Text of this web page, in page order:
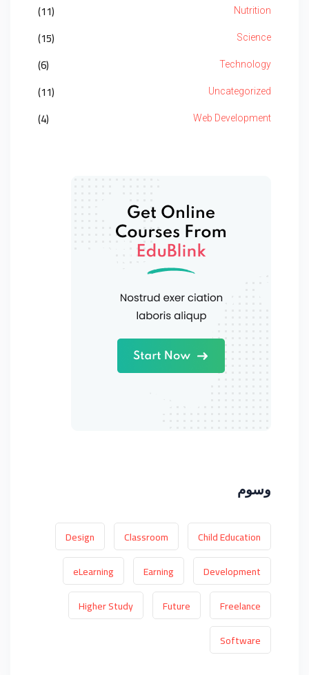
Nutrition
(11)
Science
(15)
Technology
(6)
Uncategorized
(11)
Web Development
(4)
وسوم
Child Education
Classroom
Design
Development
Earning
eLearning
Freelance
Future
Higher Study
Software